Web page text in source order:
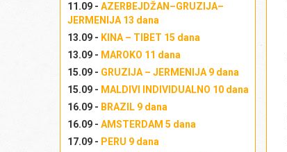
11.09 - AZERBEJDŽAN–GRUZIJA–
JERMENIJA 13 dana
13.09 - KINA – TIBET 15 dana
13.09 - MAROKO 11 dana
15.09 - GRUZIJA – JERMENIJA 9 dana
15.09 - MALDIVI INDIVIDUALNO 10 dana
16.09 - BRAZIL 9 dana
16.09 - AMSTERDAM 5 dana
17.09 - PERU 9 dana